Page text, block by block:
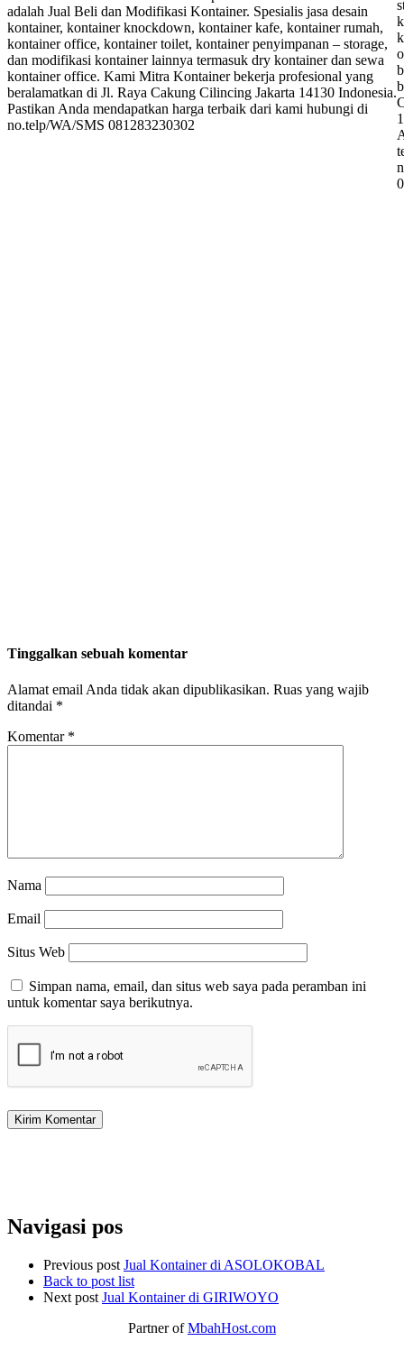
adalah Jual Beli dan Modifikasi Kontainer. Spesialis jasa desain
kontainer, kontainer knockdown, kontainer kafe, kontainer rumah,
kontainer office, kontainer toilet, kontainer penyimpanan – storage,
dan modifikasi kontainer lainnya termasuk dry kontainer dan sewa
kontainer office. Kami Mitra Kontainer bekerja profesional yang
beralamatkan di Jl. Raya Cakung Cilincing Jakarta 14130 Indonesia.
Pastikan Anda mendapatkan harga terbaik dari kami hubungi di
no.telp/WA/SMS 081283230302
Tinggalkan sebuah komentar
Alamat email Anda tidak akan dipublikasikan. Ruas yang wajib
ditandai *
Komentar *
Nama
Email
Situs Web
Simpan nama, email, dan situs web saya pada peramban ini
untuk komentar saya berikutnya.
Navigasi pos
Previous post Jual Kontainer di ASOLOKOBAL
Back to post list
Next post Jual Kontainer di GIRIWOYO
Partner ofMbahHost.com